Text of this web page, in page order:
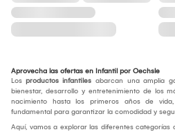
Aprovecha las ofertas en Infantil por Oechsle
Los productos infantiles abarcan una amplia
bienestar, desarrollo y entretenimiento de los
nacimiento hasta los primeros años de
fundamental para garantizar la comodidad y
Aquí, vamos a explorar las diferentes categorías